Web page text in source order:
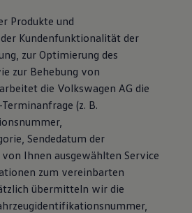
Produkte und
Kundenfunktionalität der
zur Optimierung des
zur Behebung von
die Volkswagen AG die
(z. B.
Sendedatum der
Ihnen ausgewählten Service
zum vereinbarten
übermitteln wir die